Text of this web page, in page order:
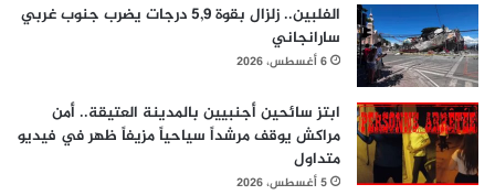
الفلبين.. زلزال بقوة 5,9 درجات يضرب جنوب غربي
سارانجاني
6 أغسطس، 2026
ابتز سائحين أجنبيين بالمدينة العتيقة.. أمن
مراكش يوقف مرشداً سياحياً مزيفاً ظهر في فيديو
متداول
5 أغسطس، 2026